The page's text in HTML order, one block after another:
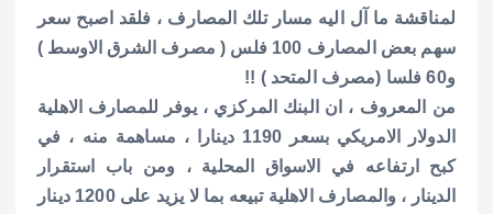
لمناقشة ما آل اليه مسار تلك المصارف ، فلقد اصبح سعر
سهم بعض المصارف 100 فلس ( مصرف الشرق الاوسط )
و60 فلسا (مصرف المتحد ) !!
من المعروف ، ان البنك المركزي ، يوفر للمصارف الاهلية
الدولار الامريكي بسعر 1190 دينارا ، مساهمة منه ، في
كبح ارتفاعه في الاسواق المحلية ، ومن باب استقرار
الدينار ، والمصارف الاهلية تبيعه بما لا يزيد على 1200 دينار